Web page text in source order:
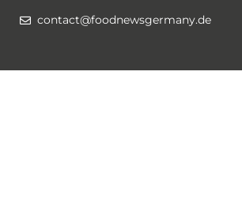
contact@foodnewsgermany.de